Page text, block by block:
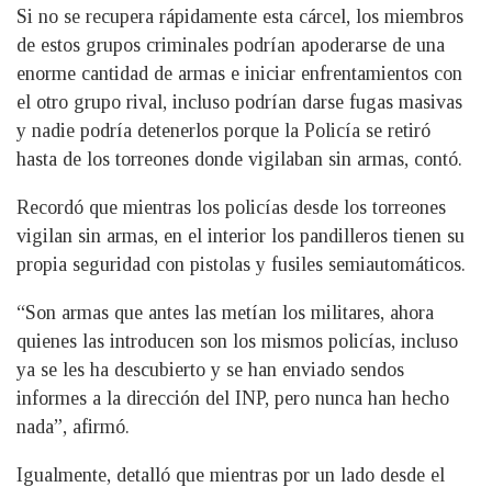
Si no se recupera rápidamente esta cárcel, los miembros
de estos grupos criminales podrían apoderarse de una
enorme cantidad de armas e iniciar enfrentamientos con
el otro grupo rival, incluso podrían darse fugas masivas
y nadie podría detenerlos porque la Policía se retiró
hasta de los torreones donde vigilaban sin armas, contó.
Recordó que mientras los policías desde los torreones
vigilan sin armas, en el interior los pandilleros tienen su
propia seguridad con pistolas y fusiles semiautomáticos.
“Son armas que antes las metían los militares, ahora
quienes las introducen son los mismos policías, incluso
ya se les ha descubierto y se han enviado sendos
informes a la dirección del INP, pero nunca han hecho
nada”, afirmó.
Igualmente, detalló que mientras por un lado desde el